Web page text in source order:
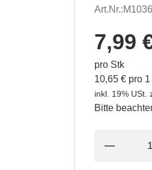
Art.Nr.:
7,99
pro Stk
10,65 € pro 1 l
inkl. 19% USt.
Bitte